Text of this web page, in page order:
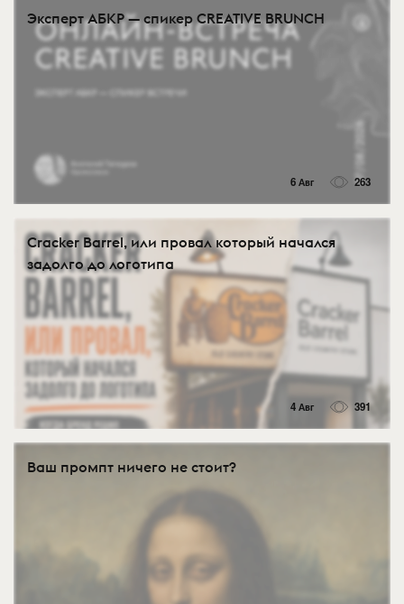
Эксперт АБКР — спикер CREATIVE BRUNCH
6 Авг 263
Cracker Barrel, или провал который начался
задолго до логотипа
4 Авг 391
Ваш промпт ничего не стоит?